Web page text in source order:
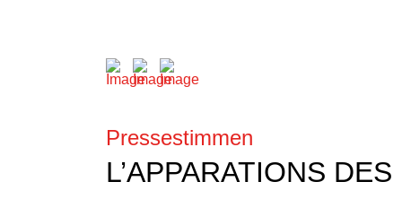
Pressestimmen
L’APPARATIONS